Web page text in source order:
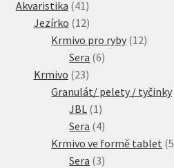
Veterinární dieta pro psy
Vodítka a obojky
Wolf of Wilderness
Akvaristika 41 41
produktů
Jezírko 1212
produktů
Krmivo pro ryby 1212
Sera 66
Krmivo 2323
produktů
Granulát/ pelety / tyčinky
JBL 1 1
produkt
Sera 44
produkty
Krmivo ve formě tablet 5
Sera 33